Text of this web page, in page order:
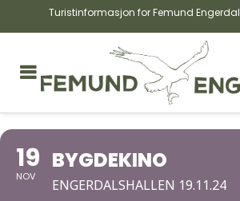
Turistinformasjon for Femund Engerdal
19
NOV
BYGDEKINO
ENGERDALSHALLEN 19.11.24